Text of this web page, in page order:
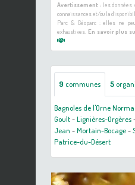
Avertissement :les données
connaissances et/ou la
Parc & Géoparc : elles ne
exhaustives. En savoir plus
9 communes 5
Bagnoles de l'Orne
Goult-Lignières-Orgères
Jean -Mortain-Bocage-
Patrice-du-Désert